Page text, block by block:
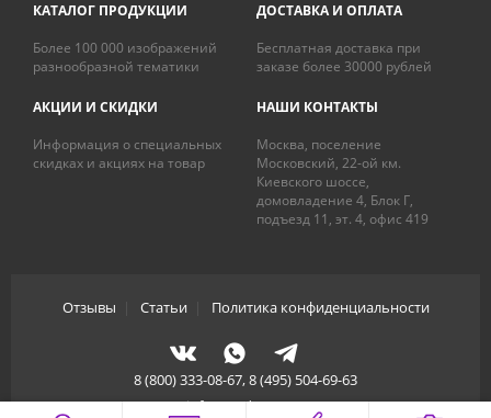
КАТАЛОГ ПРОДУКЦИИ
Более 100 000 изображений
разнообразной тематики
ДОСТАВКА И ОПЛАТА
Бесплатная доставка при
заказе более 30000 рублей
АКЦИИ И СКИДКИ
Информация о специальных
скидках и акциях на товар
НАШИ КОНТАКТЫ
Москва, поселение
Московский, 22-ой км.
Киевского шоссе,
домовладение 4, Блок Г,
подъезд 11, эт. 4, офис 419
Отзывы Статьи| Политика конфиденциальности
8 (800) 333-08-67, 8 (495) 504-69-63
info@artdecory.ru